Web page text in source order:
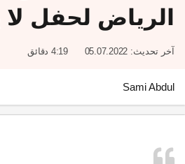
الرياض لحفل
آخر تحديث: 4:19 دقائق
Sami Abdul